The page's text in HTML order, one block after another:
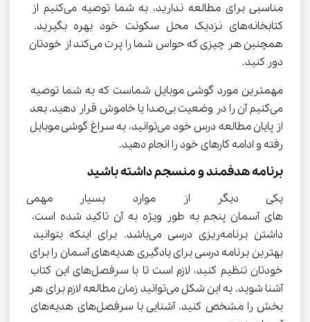
مناسبی برای مطالعه ندارید، به شما توصیه می‌کنیم از
کتابخانه‌های نزدیک محل سکونت خود بهره بگیرید.
همچنین هر چیزی که حواس شما را پرت می‌کند از خودتان
دور کنید.
مهمترین مورد گوشی موبایل شماست که به شما توصیه
می‌کنیم آن را در وضعیت بی‌صدا یا خاموش قرار دهید. بعد
از پایان مطالعه درس خود می‌توانید، به سراغ گوشی موبایل
رفته و ادامه کارهای خود را انجام دهید.
برنامه هدفمند و منسجم داشته باشید
یکی دیگر از موارد بسیار
‌های آسمان پنجم به طور ویژه به آن تاکید شده است،
داشتن برنامه‌ریزی درسی می‌باشد. برای اینکه بتوانید
بهترین برنامه درسی برای یادگیری هدیه‌های آسمان را برای
خودتان تنظیم کنید، لازم است تا با سرفصل‌های این کتاب
آشنا شوید. به این شکل می‌توانید زمان مطالعه لازم برای هر
بخش را مشخص کنید. آشنایی با سرفصل‌های هدیه‌های